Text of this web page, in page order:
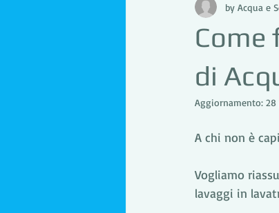
Come
di
by Acqua e
Aggiornamento: 28
A chi non è
Vogliamo
lavaggi in